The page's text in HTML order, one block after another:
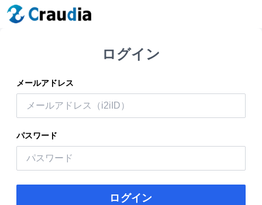
ログイン
メールアドレス
パスワード
ログイン